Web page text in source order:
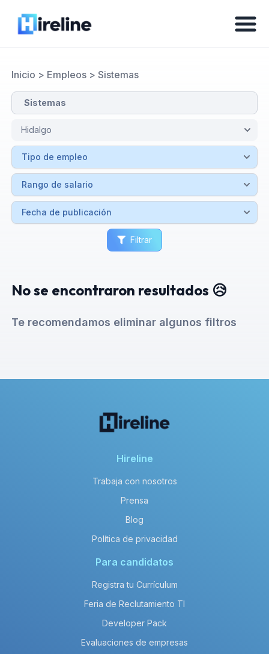
Inicio > Empleos> Sistemas
Filtrar
No se encontraron resultados 😥
Te recomendamos eliminar algunos filtros
Hireline
Trabaja con nosotros
Prensa
Blog
Política de privacidad
Para candidatos
Registra tu Currículum
Feria de Reclutamiento TI
Developer Pack
Evaluaciones de empresas